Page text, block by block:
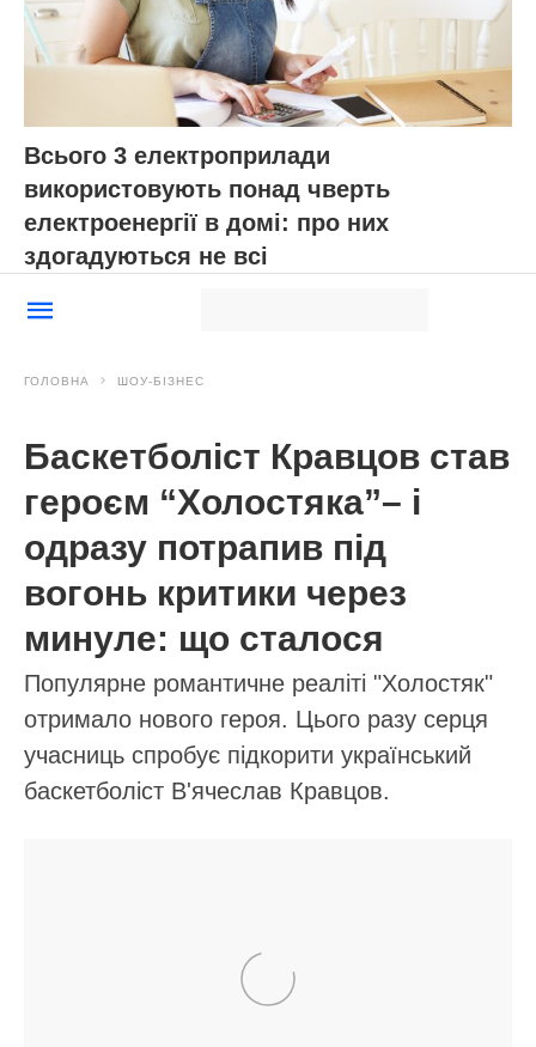
Всього 3 електроприлади
використовують понад чверть
електроенергії в домі: про них
здогадуються не всі